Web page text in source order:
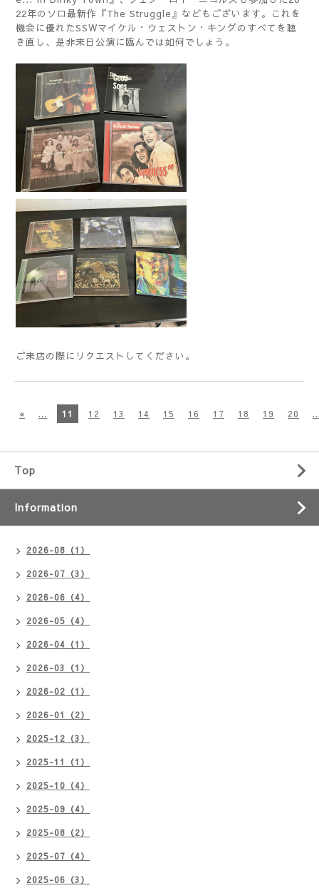
22年のソロ最新作『The Struggle』などもございます。これを
機会に優れたSSWマイケル・ウェストン・キングのすべてを聴
き直し、是非来日公演に臨んでは如何でしょう。
ご来店の際にリクエストしてください。
« ... 11 12 13 14 15 16 17 18 19 20
Top
Information
2026-08（1）
2026-07（3）
2026-06（4）
2026-05（4）
2026-04（1）
2026-03（1）
2026-02（1）
2026-01（2）
2025-12（3）
2025-11（1）
2025-10（4）
2025-09（4）
2025-08（2）
2025-07（4）
2025-06（3）